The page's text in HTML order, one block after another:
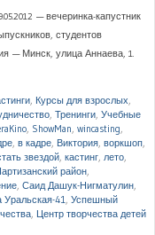
— вечеринка-капустник
студентов
— Минск, улица Аннаева, 1.
, Курсы для взрослых,
, Тренинги, Учебные
, ShowMan, wincasting,
, в кадре, Виктория, воркшоп,
звездой, кастинг, лето,
район,
, Саид Дашук-Нигматулин,
Уральская-41, Успешный
, Центр творчества детей